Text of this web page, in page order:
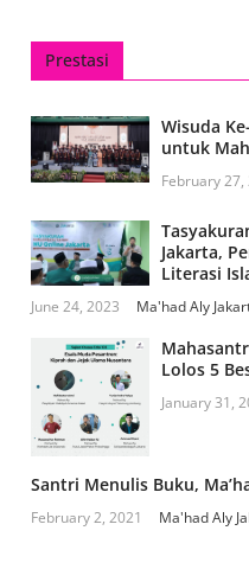
Prestasi
Wisuda
untuk
February 27,
Jakarta,
Literasi
June 24, 2023 Ma'had Aly
Lolos 5
January 31,
Santri Menulis Buku,
February 2, 2021 Ma'had Aly